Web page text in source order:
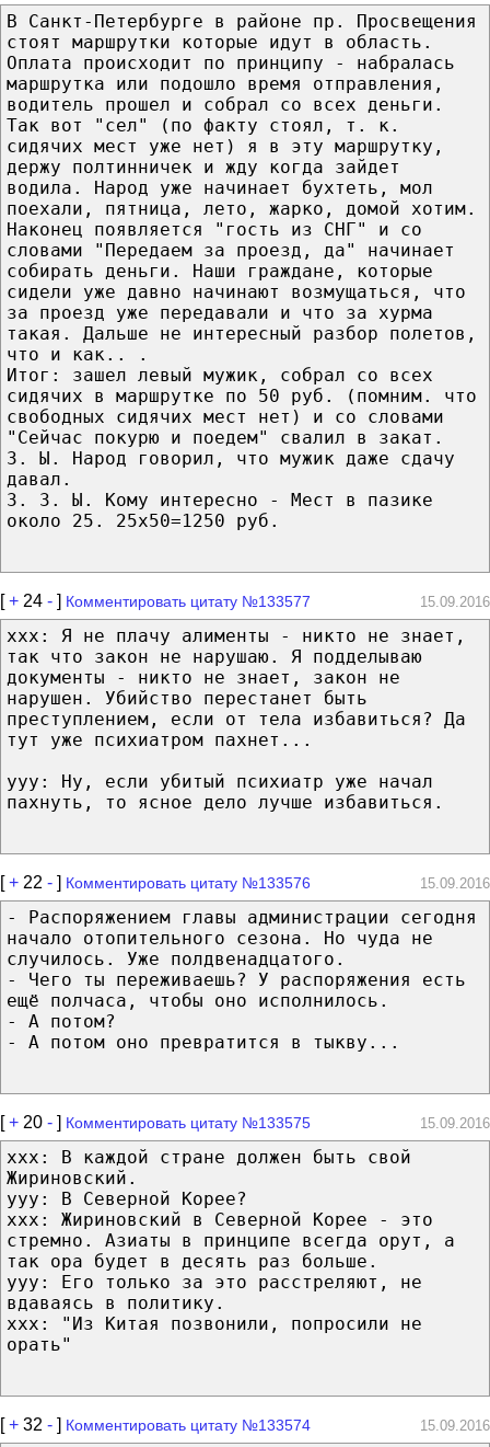
В Санкт-Петербурге в районе пр. Просвещения
стоят маршрутки которые идут в область.
Оплата происходит по принципу - набралась
маршрутка или подошло время отправления,
водитель прошел и собрал со всех деньги.
Так вот "сел" (по факту стоял, т. к.
сидячих мест уже нет) я в эту маршрутку,
держу полтинничек и жду когда зайдет
водила. Народ уже начинает бухтеть, мол
поехали, пятница, лето, жарко, домой хотим.
Наконец появляется "гость из СНГ" и со
словами "Передаем за проезд, да" начинает
собирать деньги. Наши граждане, которые
сидели уже давно начинают возмущаться, что
за проезд уже передавали и что за хурма
такая. Дальше не интересный разбор полетов,
что и как.. .
Итог: зашел левый мужик, собрал со всех
сидячих в маршрутке по 50 руб. (помним. что
свободных сидячих мест нет) и со словами
"Сейчас покурю и поедем" свалил в закат.
З. Ы. Народ говорил, что мужик даже сдачу
давал.
З. З. Ы. Кому интересно - Мест в пазике
около 25. 25х50=1250 руб.
[+ 24 - ] Комментировать цитату №133577 15.09.2016
ххх: Я не плачу алименты - никто не знает,
так что закон не нарушаю. Я подделываю
документы - никто не знает, закон не
нарушен. Убийство перестанет быть
преступлением, если от тела избавиться? Да
тут уже психиатром пахнет...
yyy: Ну, если убитый психиатр уже начал
пахнуть, то ясное дело лучше избавиться.
[+ 22 - ] Комментировать цитату №133576 15.09.2016
- Распоряжением главы администрации сегодня
начало отопительного сезона. Но чуда не
случилось. Уже полдвенадцатого.
- Чего ты переживаешь? У распоряжения есть
ещё полчаса, чтобы оно исполнилось.
- А потом?
- А потом оно превратится в тыкву...
[+ 20 - ] Комментировать цитату №133575 15.09.2016
xxx: В каждой стране должен быть свой
Жириновский.
yyy: В Северной Корее?
xxx: Жириновский в Северной Корее - это
стремно. Азиаты в принципе всегда орут, а
так ора будет в десять раз больше.
yyy: Его только за это расстреляют, не
вдаваясь в политику.
xxx: "Из Китая позвонили, попросили не
орать"
[+ 32 - ] Комментировать цитату №133574 15.09.2016